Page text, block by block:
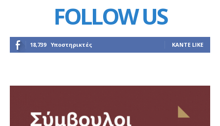
FOLLOW US
18,739 Υποστηρικτές ΚΆΝΤΕ LIKE